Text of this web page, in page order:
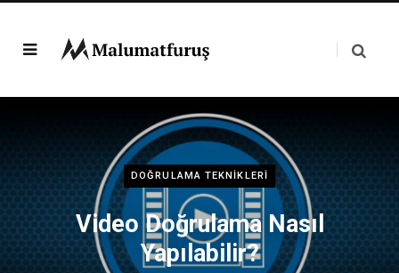
DOĞRULAMA TEKNIKLERI
Video Doğrulama Nasıl
Yapılabilir?